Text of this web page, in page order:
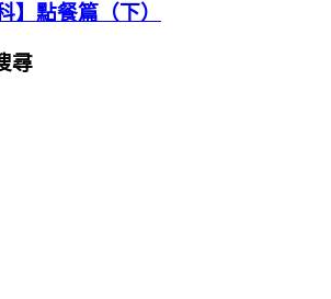
】點餐篇（下）
尋